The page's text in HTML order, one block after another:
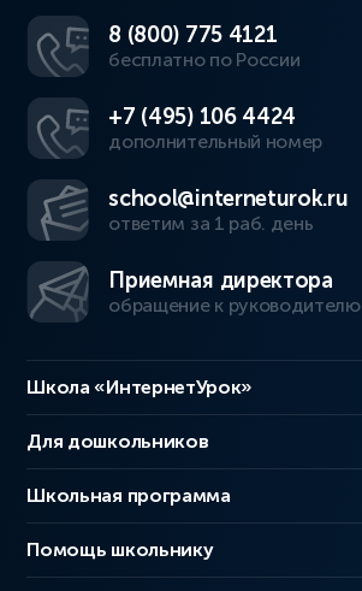
8 (800) 775 4121
бесплатно по России
+7 (495) 106 4424
дополнительный номер
school@interneturok.ru
ответим за 1 раб. день
Приемная директора
обращение к руководителю
Школа «ИнтернетУрок»
Для дошкольников
Школьная программа
Помощь школьнику